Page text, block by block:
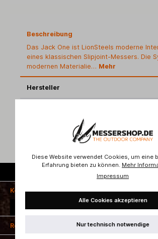
Beschreibung
Das Jack One ist LionSteels moderne
eines klassischen Slipjoint-Messers. Die
modernen Materialie… Mehr
Hersteller
Kontakt
Rechtliches
Diese Website verwendet Cookies, um eine
Erfahrung bieten zu können. Mehr
Impressum
Alle Cookies akzeptieren
Nur technisch notwendige